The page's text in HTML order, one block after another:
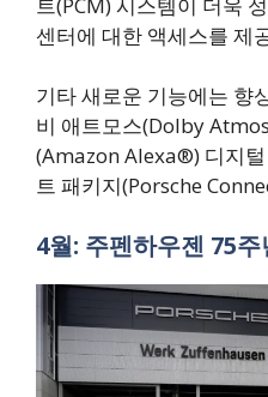
센터에 대한 액세스를 제
기타 새로운 기능에는 향
비 애트모스(Dolby
(Amazon Alexa®) 디지
트 패키지(Porsche
4월: 주펜하우젠 75